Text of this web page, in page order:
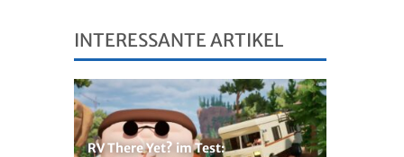
INTERESSANTE ARTIKEL
RV There Yet? im Test: